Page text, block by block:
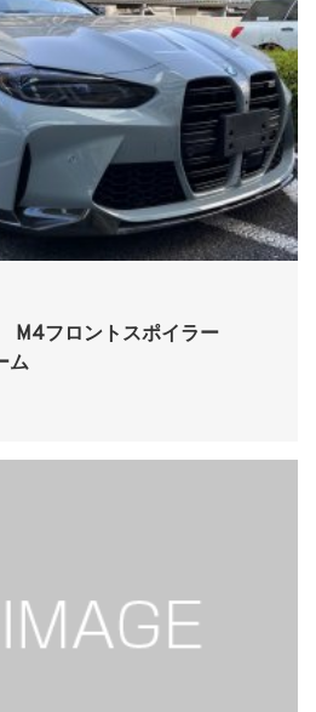
M4フロントスポイラー
ム